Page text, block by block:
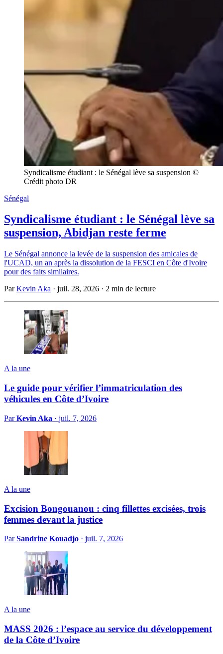
Syndicalisme étudiant : le Sénégal lève sa suspension ©
Crédit photo DR
Sénégal
Syndicalisme étudiant : le Sénégal lève sa
suspension, Abidjan reste ferme
Le Sénégal annonce la levée de la suspension des amicales de
l'UCAD, un an après la dissolution de la FESCI en Côte d'Ivoire
pour des faits similaires.
ParKevin Aka · juil. 28, 2026 · 2 min de lecture
A la une
Le guide pour vérifier l’immatriculation des
véhicules en Côte d’Ivoire
ParKevin Aka · juil. 7, 2026
A la une
Excision Bongouanou : cinq fillettes excisées, trois
femmes devant la justice
ParSandrine Kouadjo · juil. 7, 2026
A la une
MASS 2026 : l’espace au service du développement
de la Côte d’Ivoire